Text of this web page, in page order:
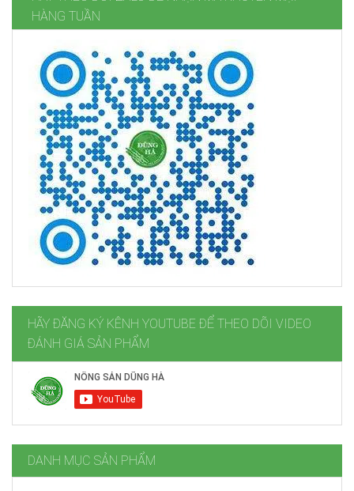
HÀNG TUẦN
HÃY ĐĂNG KÝ KÊNH YOUTUBE ĐỂ THEO DÕI VIDEO
ĐÁNH GIÁ SẢN PHẨM
DANH MỤC SẢN PHẨM